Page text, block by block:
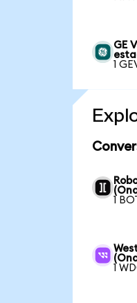
GE
1
1
1